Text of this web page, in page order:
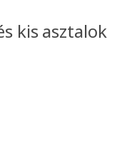
kis asztalok